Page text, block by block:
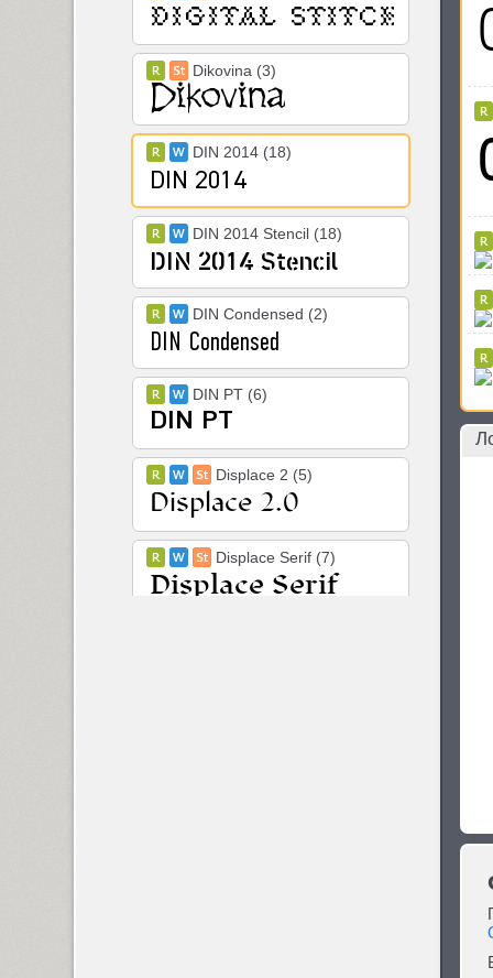
Dikovina (3)
DIN 2014 (18)
DIN 2014 Stencil (18)
DIN Condensed (2)
DIN PT (6)
Displace 2 (5)
Displace Serif (7)